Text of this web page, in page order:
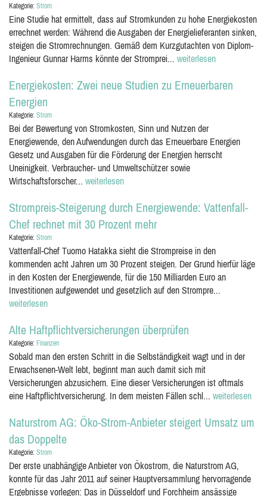
Kategorie: Strom
Eine Studie hat ermittelt, dass auf Stromkunden zu hohe Energiekosten
errechnet werden: Während die Ausgaben der Energielieferanten sinken,
steigen die Stromrechnungen. Gemäß dem Kurzgutachten von Diplom-
Ingenieur Gunnar Harms könnte der Stromprei... weiterlesen
Energiekosten: Zwei neue Studien zu Erneuerbaren
Energien
Kategorie: Strom
Bei der Bewertung von Stromkosten, Sinn und Nutzen der
Energiewende, den Aufwendungen durch das Erneuerbare Energien
Gesetz und Ausgaben für die Förderung der Energien herrscht
Uneinigkeit. Verbraucher- und Umweltschützer sowie
Wirtschaftsforscher... weiterlesen
Strompreis-Steigerung durch Energiewende: Vattenfall-
Chef rechnet mit 30 Prozent mehr
Kategorie: Strom
Vattenfall-Chef Tuomo Hatakka sieht die Strompreise in den
kommenden acht Jahren um 30 Prozent steigen. Der Grund hierfür läge
in den Kosten der Energiewende, für die 150 Milliarden Euro an
Investitionen aufgewendet und gesetzlich auf den Strompre...
weiterlesen
Alte Haftpflichtversicherungen überprüfen
Kategorie: Finanzen
Sobald man den ersten Schritt in die Selbständigkeit wagt und in der
Erwachsenen-Welt lebt, beginnt man auch damit sich mit
Versicherungen abzusichern. Eine dieser Versicherungen ist oftmals
eine Haftpflichtversicherung. In dem meisten Fällen schl... weiterlesen
Naturstrom AG: Öko-Strom-Anbieter steigert Umsatz um
das Doppelte
Kategorie: Strom
Der erste unabhängige Anbieter von Ökostrom, die Naturstrom AG,
konnte für das Jahr 2011 auf seiner Hauptversammlung hervorragende
Ergebnisse vorlegen: Das in Düsseldorf und Forchheim ansässige